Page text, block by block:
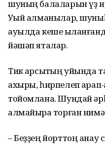
шуның балаларын үҙ
Уҡый алманылар,
ауылда кеше
йəшəп яталар.
Тик ҡарсыҡтың уйында
ахыры, һирпелеп
тойомлана. Шундай
алмайыраҡ торған
– Беҙҙең йорттоң